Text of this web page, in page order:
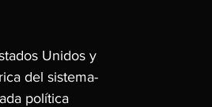
Unidos y
del sistema-
política